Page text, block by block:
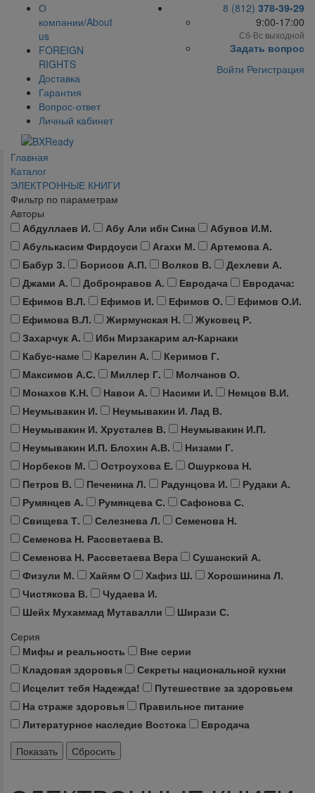
О
компании/About
us
FOREIGN
RIGHTS
Доставка
Гарантия
Вопрос-ответ
Личный кабинет
8 (812) 378-39-29
9:00-17:00
Сб-Вс выходной
Задать вопрос
Войти Регистрация
Главная
Каталог
ЭЛЕКТРОННЫЕ КНИГИ
Фильтр по параметрам
Авторы
Абдуллаев И.
Абу Али ибн Сина
Абувов И.М.
Абулькасим Фирдоуси
Агахи М.
Артемова А.
Бабур З.
Борисов А.П. Волков В.
Дехлеви А.
Джами А.
Добронравов А. Евродача
Евродача:
Ефимов В.Л.
Ефимов И. Ефимов О.
Ефимов О.И.
Ефимова В.Л.
Жирмунская Н.
Жуковец Р.
Захарчук А.
Ибн Мирзакарим ал-Карнаки
Кабус-наме
Карелин А.
Керимов Г.
Максимов А.С.
Миллер Г.
Молчанов О.
Монахов К.Н.
Навои А. Насими И.
Немцов В.И.
Неумывакин И.
Неумывакин И. Лад В.
Неумывакин И. Хрусталев В.
Неумывакин И.П.
Неумывакин И.П. Блохин А.В.
Низами Г.
Норбеков М.
Остроухова Е.
Ошуркова Н.
Петров В.
Печенина Л. Радунцова И.
Рудаки А.
Румянцев А.
Румянцева С.
Сафонова С.
Свищева Т.
Селезнева Л.
Семенова Н.
Семенова Н. Рассветаева В.
Семенова Н. Рассветаева Вера
Сушанский А.
Физули М.
Хайям О Хафиз Ш.
Хорошинина Л.
Чистякова В.
Чудаева И.
Шейх Мухаммад Мутавалли
Ширази С.
Серия
Мифы и реальность
Вне серии
Кладовая здоровья
Секреты национальной кухни
Исцелит тебя Надежда!
Путешествие за здоровьем
На страже здоровья
Правильное питание
Литературное наследие Востока
Евродача